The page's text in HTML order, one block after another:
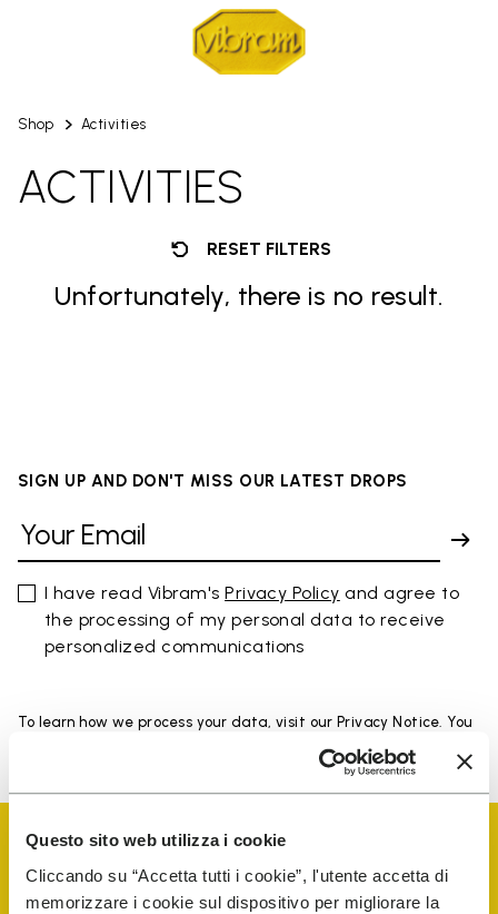
Questo sito web utilizza i cookie
Cliccando su “Accetta tutti i cookie”, l'utente accetta di
memorizzare i cookie sul dispositivo per migliorare la
Shop Activities
ACTIVITIES
RESET FILTERS
Unfortunately, there is no result.
SIGN UP AND DON'T MISS OUR LATEST DROPS
I have read Vibram'sPrivacy Policy and agree to
the processing of my personal data to receive
personalized communications
To learn how we process your data, visit our Privacy Notice. You